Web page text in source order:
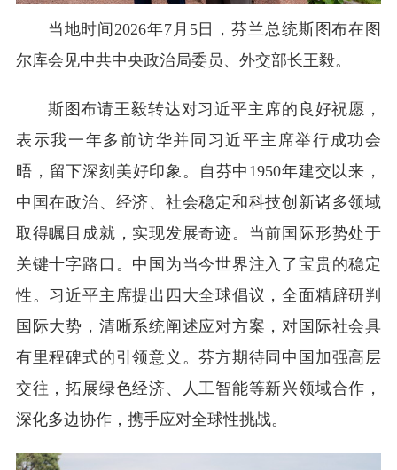
当地时间2026年7月5日，芬兰总统斯图布在图
尔库会见中共中央政治局委员、外交部长王毅。
斯图布请王毅转达对习近平主席的良好祝愿，
表示我一年多前访华并同习近平主席举行成功会
晤，留下深刻美好印象。自芬中1950年建交以来，
中国在政治、经济、社会稳定和科技创新诸多领域
取得瞩目成就，实现发展奇迹。当前国际形势处于
关键十字路口。中国为当今世界注入了宝贵的稳定
性。习近平主席提出四大全球倡议，全面精辟研判
国际大势，清晰系统阐述应对方案，对国际社会具
有里程碑式的引领意义。芬方期待同中国加强高层
交往，拓展绿色经济、人工智能等新兴领域合作，
深化多边协作，携手应对全球性挑战。